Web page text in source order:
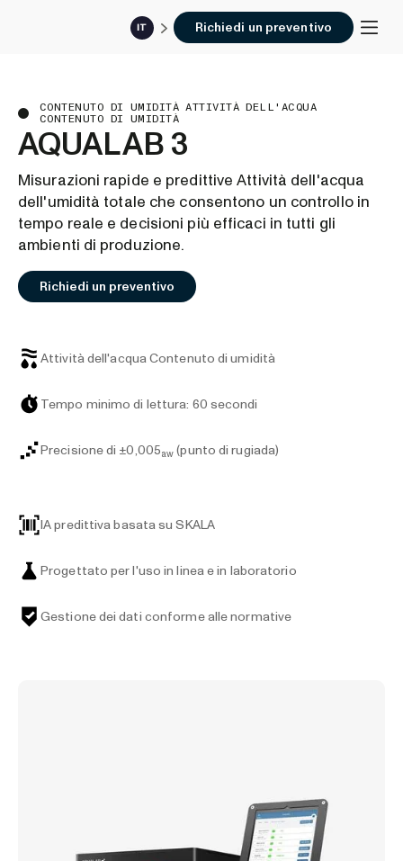
IT Richiedi un preventivo
CONTENUTO DI UMIDITÀ ATTIVITÀ DELL'ACQUA
CONTENUTO DI UMIDITÀ
AQUALAB 3
Misurazioni rapide e predittive Attività dell'acqua
dell'umidità totale che consentono un controllo in
tempo reale e decisioni più efficaci in tutti gli
ambienti di produzione.
Richiedi un preventivo
Attività dell'acqua Contenuto di umidità
Tempo minimo di lettura: 60 secondi
Precisione di ±0,005aw (punto di rugiada)
IA predittiva basata su SKALA
Progettato per l'uso in linea e in laboratorio
Gestione dei dati conforme alle normative